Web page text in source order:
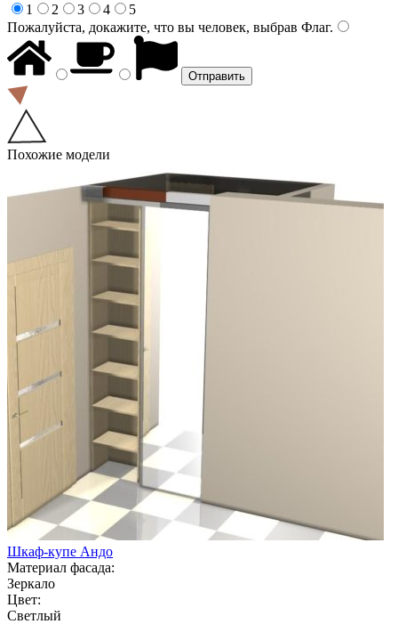
1
2 3 4
5
Пожалуйста, докажите, что вы человек, выбрав Флаг.
Похожие модели
Шкаф-купе Андо
Материал фасада:
Зеркало
Цвет:
Светлый